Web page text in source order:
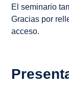
El seminario
Gracias por
acceso.